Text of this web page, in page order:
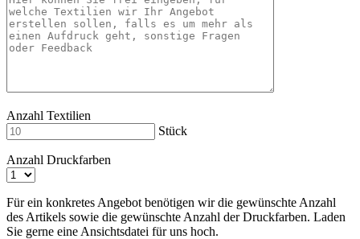
Anzahl Textilien
Stück
Anzahl Druckfarben
Für ein konkretes Angebot benötigen wir die gewünschte Anzahl
des Artikels sowie die gewünschte Anzahl der Druckfarben. Laden
Sie gerne eine Ansichtsdatei für uns hoch.